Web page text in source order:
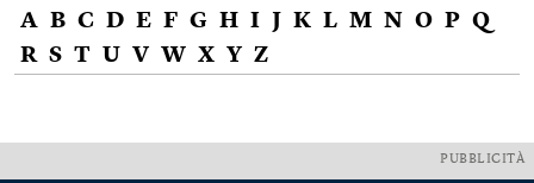
A B C D E F G H I J K L M N O P Q
R S T U V W X Y Z
PUBBLICITÀ